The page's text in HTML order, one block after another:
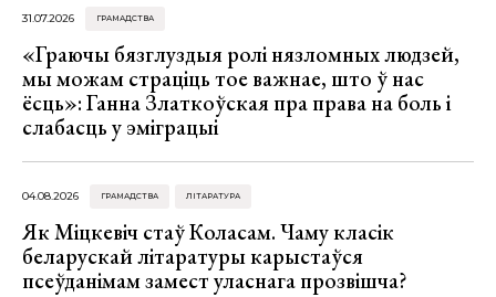
31.07.2026 ГРАМАДСТВА
«Граючы бязглуздыя ролі нязломных людзей,
мы можам страціць тое важнае, што ў нас
ёсць»: Ганна Златкоўская пра права на боль і
слабасць у эміграцыі
04.08.2026 ГРАМАДСТВА ЛІТАРАТУРА
Як Міцкевіч стаў Коласам. Чаму класік
беларускай літаратуры карыстаўся
псеўданімам замест уласнага прозвішча?